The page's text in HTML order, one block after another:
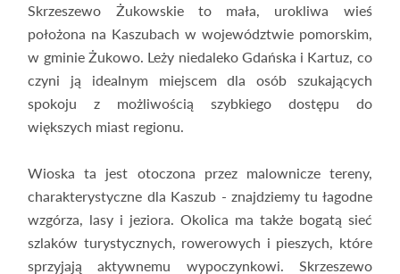
Skrzeszewo Żukowskie to mała, urokliwa wieś
położona na Kaszubach w województwie pomorskim,
w gminie Żukowo. Leży niedaleko Gdańska i Kartuz, co
czyni ją idealnym miejscem dla osób szukających
spokoju z możliwością szybkiego dostępu do
większych miast regionu.
Wioska ta jest otoczona przez malownicze tereny,
charakterystyczne dla Kaszub - znajdziemy tu łagodne
wzgórza, lasy i jeziora. Okolica ma także bogatą sieć
szlaków turystycznych, rowerowych i pieszych, które
sprzyjają aktywnemu wypoczynkowi. Skrzeszewo